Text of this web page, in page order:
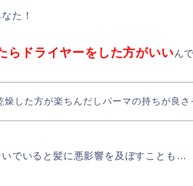
た！
らドライヤーをした方がいいん
燥した方が楽ちんだしパーマの持ちが良さ
でいると髪に悪影響を及ぼすことも…